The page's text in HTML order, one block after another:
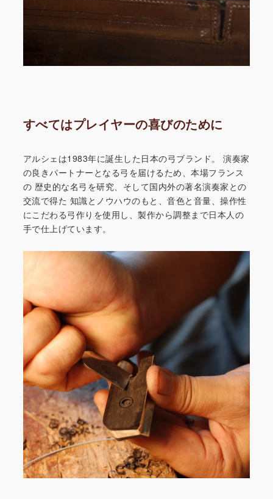
すべてはプレイヤーの喜びのために
アルシェは1983年に誕生した日本の弓ブランド。
演奏家
の良きパートナーとなる弓を届けるため、本場フランス
の 歴史的な名弓を研究、そして国内外の著名演奏家との
交流で得た 知識とノウハウのもと、音色と音量、操作性
にこだわる弓作りを使用し、製作から調整まで日本人の
手で仕上げています。